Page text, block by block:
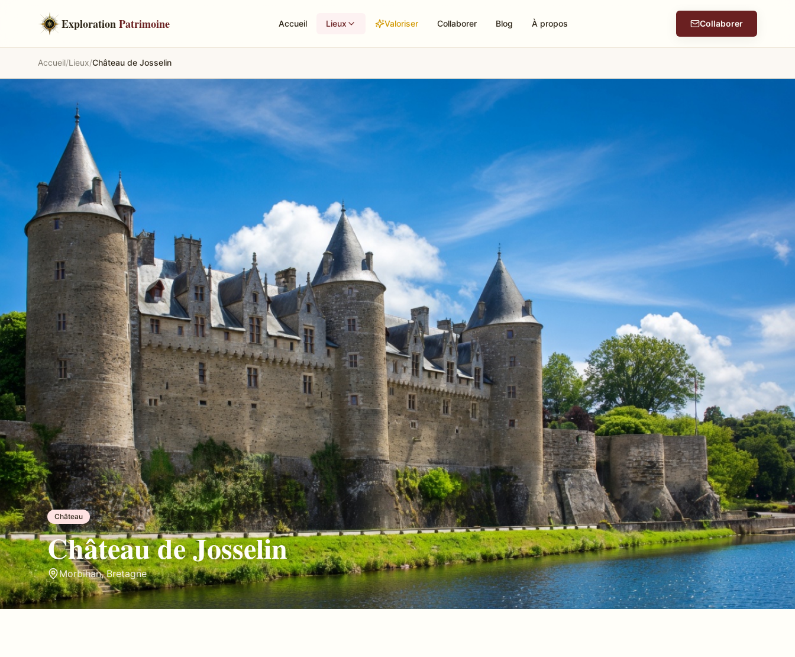
ExplorationPatrimoine Accueil Lieux Valoriser Collaborer Blog À propos Collaborer
Accueil/Lieux/Château de Josselin
Château
Château de Josselin
Morbihan,Bretagne